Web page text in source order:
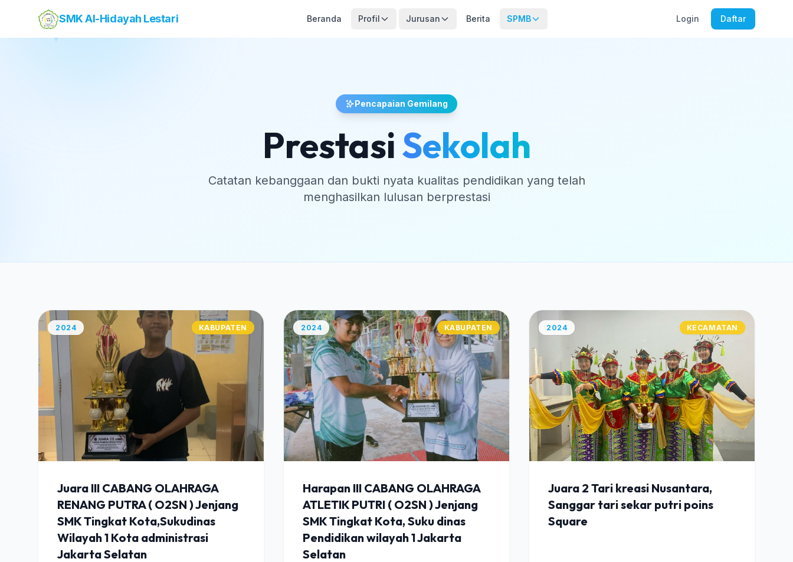
SMK Al-Hidayah Lestari Beranda Profil Jurusan Berita SPMB Login Daftar
✦
Pencapaian Gemilang
PrestasiSekolah
Catatan kebanggaan dan bukti nyata kualitas pendidikan yang telah
menghasilkan lulusan berprestasi
2024 KABUPATEN
Juara III CABANG OLAHRAGA
RENANG PUTRA ( O2SN ) Jenjang
SMK Tingkat Kota,Sukudinas
Wilayah 1 Kota administrasi
Jakarta Selatan
2024 KABUPATEN
Harapan III CABANG OLAHRAGA
ATLETIK PUTRI ( O2SN ) Jenjang
SMK Tingkat Kota, Suku dinas
Pendidikan wilayah 1 Jakarta
Selatan
2024 KECAMATAN
Juara 2 Tari kreasi Nusantara,
Sanggar tari sekar putri poins
Square